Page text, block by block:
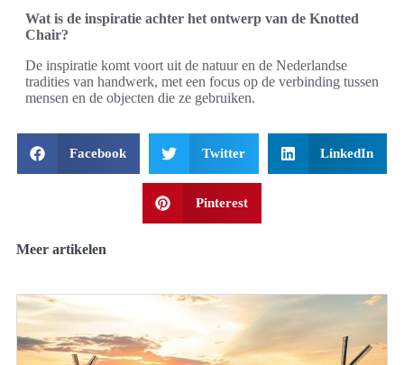
Wat is de inspiratie achter het ontwerp van de Knotted
Chair?
De inspiratie komt voort uit de natuur en de Nederlandse
tradities van handwerk, met een focus op de verbinding tussen
mensen en de objecten die ze gebruiken.
Facebook Twitter LinkedIn
Pinterest
Meer artikelen